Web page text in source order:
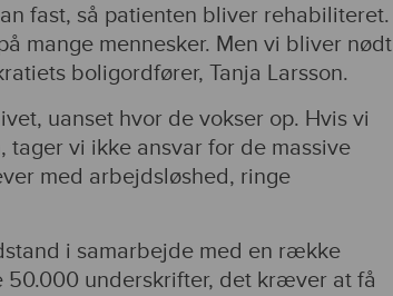
fast, så patienten bliver rehabiliteret.
mange mennesker. Men vi bliver nødt
boligordfører, Tanja Larsson.
uanset hvor de vokser op. Hvis vi
vi ikke ansvar for de massive
med arbejdsløshed, ringe
i samarbejde med en række
50.000 underskrifter, det kræver at få